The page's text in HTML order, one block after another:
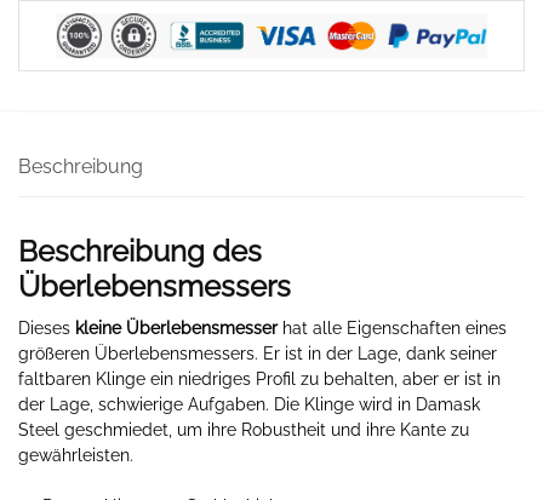
Beschreibung
Beschreibung des
Überlebensmessers
Dieses kleine Überlebensmesser hat alle Eigenschaften eines
größeren Überlebensmessers. Er ist in der Lage, dank seiner
faltbaren Klinge ein niedriges Profil zu behalten, aber er ist in
der Lage, schwierige Aufgaben. Die Klinge wird in Damask
Steel geschmiedet, um ihre Robustheit und ihre Kante zu
gewährleisten.